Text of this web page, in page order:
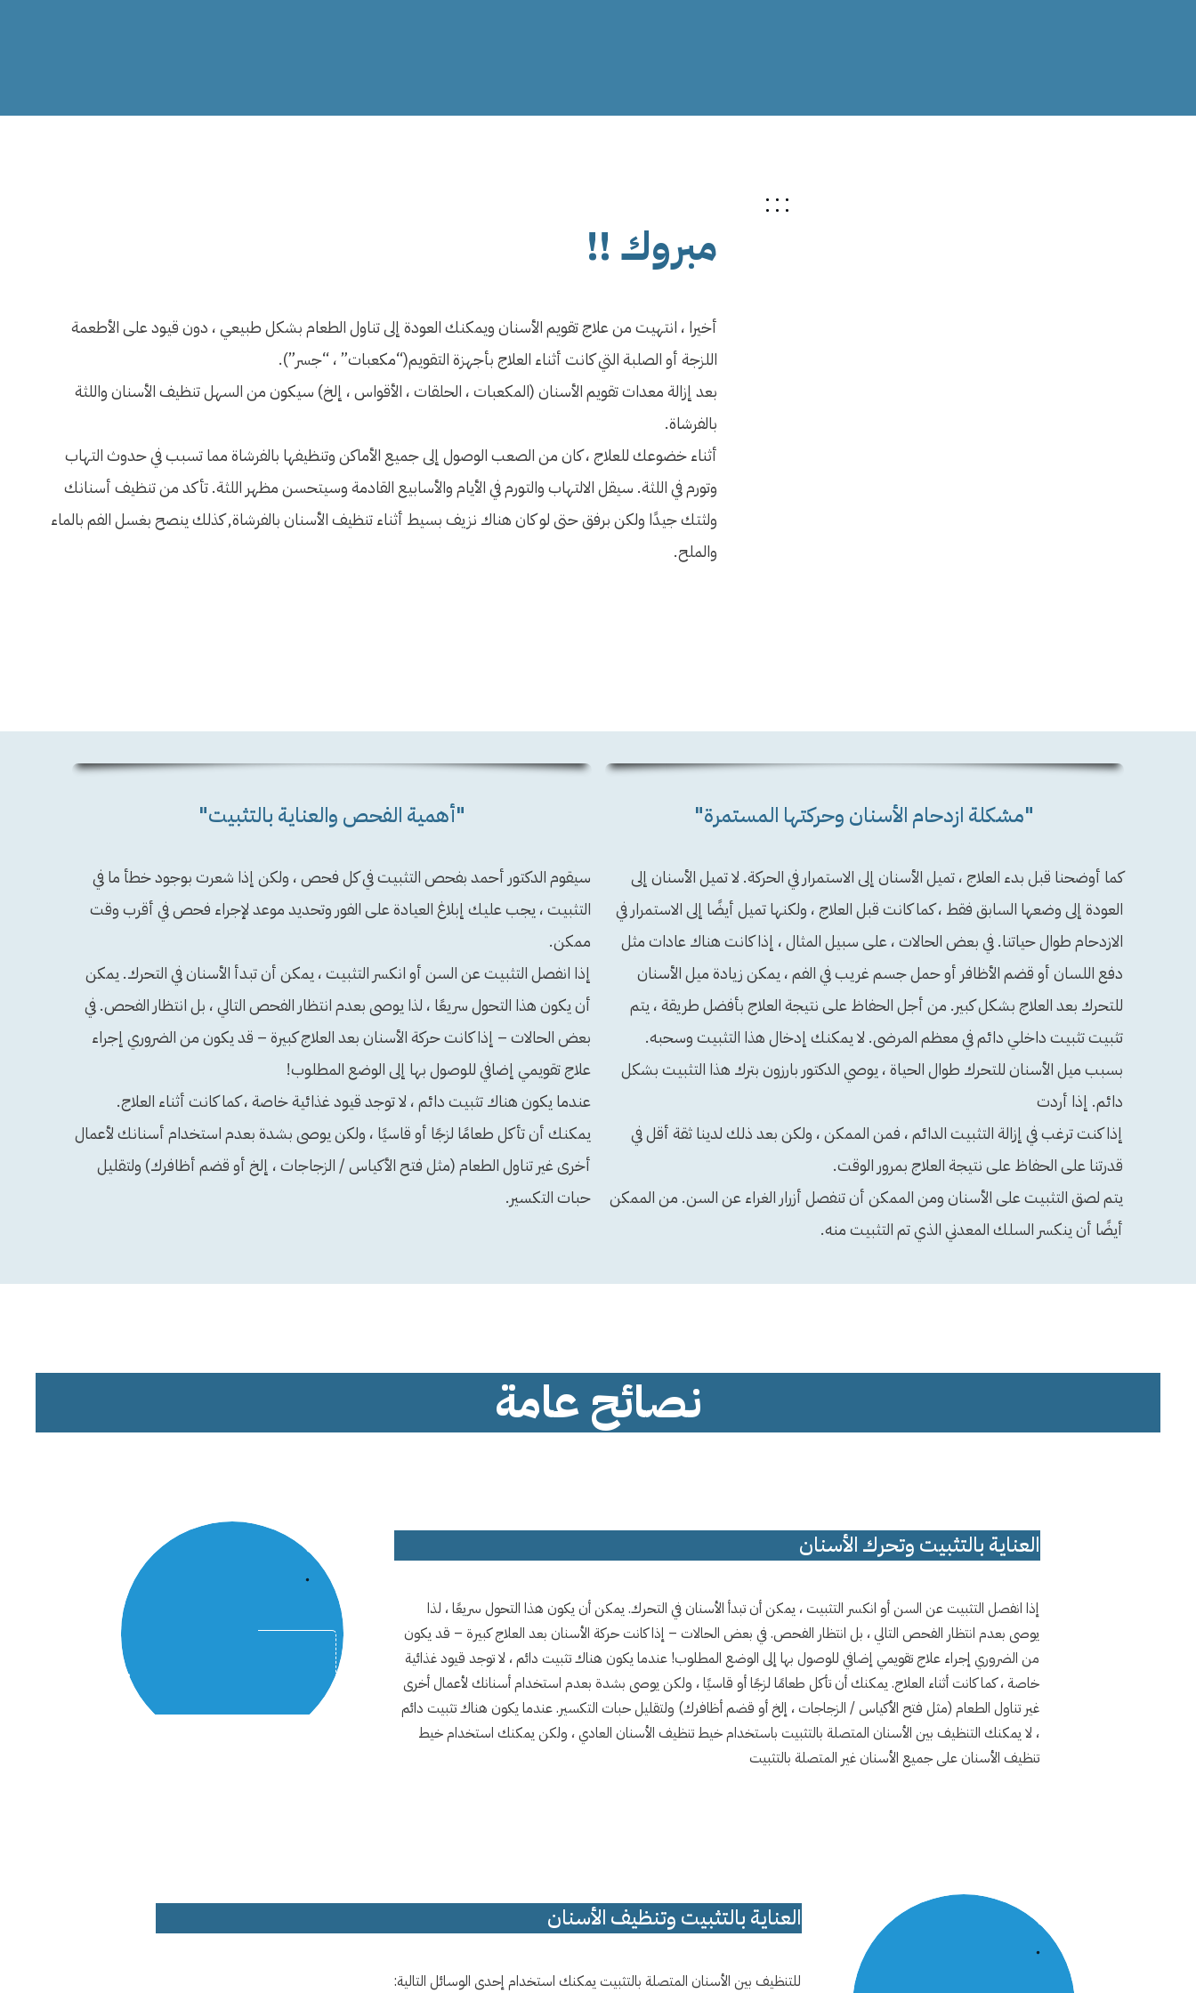
مبروك !!
أخيرا ، انتهيت من علاج تقويم الأسنان ويمكنك العودة إلى تناول الطعام بشكل طبيعي ، دون قيود على الأطعمة
اللزجة أو الصلبة التي كانت أثناء العلاج بأجهزة التقويم(“مكعبات” ، “جسر”).
بعد إزالة معدات تقويم الأسنان (المكعبات ، الحلقات ، الأقواس ، إلخ) سيكون من السهل تنظيف الأسنان واللثة
بالفرشاة.
أثناء خضوعك للعلاج ، كان من الصعب الوصول إلى جميع الأماكن وتنظيفها بالفرشاة مما تسبب في حدوث التهاب
وتورم في اللثة. سيقل الالتهاب والتورم في الأيام والأسابيع القادمة وسيتحسن مظهر اللثة. تأكد من تنظيف أسنانك
ولثتك جيدًا ولكن برفق حتى لو كان هناك نزيف بسيط أثناء تنظيف الأسنان بالفرشاة, كذلك ينصح بغسل الفم بالماء
والملح.
"مشكلة ازدحام الأسنان وحركتها المستمرة"
كما أوضحنا قبل بدء العلاج ، تميل الأسنان إلى الاستمرار في الحركة. لا تميل الأسنان إلى
العودة إلى وضعها السابق فقط ، كما كانت قبل العلاج ، ولكنها تميل أيضًا إلى الاستمرار في
الازدحام طوال حياتنا. في بعض الحالات ، على سبيل المثال ، إذا كانت هناك عادات مثل
دفع اللسان أو قضم الأظافر أو حمل جسم غريب في الفم ، يمكن زيادة ميل الأسنان
للتحرك بعد العلاج بشكل كبير. من أجل الحفاظ على نتيجة العلاج بأفضل طريقة ، يتم
تثبيت تثبيت داخلي دائم في معظم المرضى. لا يمكنك إدخال هذا التثبيت وسحبه.
بسبب ميل الأسنان للتحرك طوال الحياة ، يوصي الدكتور بارزون بترك هذا التثبيت بشكل
دائم. إذا أردت
إذا كنت ترغب في إزالة التثبيت الدائم ، فمن الممكن ، ولكن بعد ذلك لدينا ثقة أقل في
قدرتنا على الحفاظ على نتيجة العلاج بمرور الوقت.
يتم لصق التثبيت على الأسنان ومن الممكن أن تنفصل أزرار الغراء عن السن. من الممكن
أيضًا أن ينكسر السلك المعدني الذي تم التثبيت منه.
"أهمية الفحص والعناية بالتثبيت"
سيقوم الدكتور أحمد بفحص التثبيت في كل فحص ، ولكن إذا شعرت بوجود خطأ ما في
التثبيت ، يجب عليك إبلاغ العيادة على الفور وتحديد موعد لإجراء فحص في أقرب وقت
ممكن.
إذا انفصل التثبيت عن السن أو انكسر التثبيت ، يمكن أن تبدأ الأسنان في التحرك. يمكن
أن يكون هذا التحول سريعًا ، لذا يوصى بعدم انتظار الفحص التالي ، بل انتظار الفحص. في
بعض الحالات – إذا كانت حركة الأسنان بعد العلاج كبيرة – قد يكون من الضروري إجراء
علاج تقويمي إضافي للوصول بها إلى الوضع المطلوب!
عندما يكون هناك تثبيت دائم ، لا توجد قيود غذائية خاصة ، كما كانت أثناء العلاج.
يمكنك أن تأكل طعامًا لزجًا أو قاسيًا ، ولكن يوصى بشدة بعدم استخدام أسنانك لأعمال
أخرى غير تناول الطعام (مثل فتح الأكياس / الزجاجات ، إلخ أو قضم أظافرك) ولتقليل
حبات التكسير.
نصائح عامة
العناية بالتثبيت وتحرك الأسنان
إذا انفصل التثبيت عن السن أو انكسر التثبيت ، يمكن أن تبدأ الأسنان في التحرك. يمكن أن يكون هذا التحول سريعًا ، لذا
يوصى بعدم انتظار الفحص التالي ، بل انتظار الفحص. في بعض الحالات – إذا كانت حركة الأسنان بعد العلاج كبيرة – قد يكون
من الضروري إجراء علاج تقويمي إضافي للوصول بها إلى الوضع المطلوب! عندما يكون هناك تثبيت دائم ، لا توجد قيود غذائية
خاصة ، كما كانت أثناء العلاج. يمكنك أن تأكل طعامًا لزجًا أو قاسيًا ، ولكن يوصى بشدة بعدم استخدام أسنانك لأعمال أخرى
غير تناول الطعام (مثل فتح الأكياس / الزجاجات ، إلخ أو قضم أظافرك) ولتقليل حبات التكسير. عندما يكون هناك تثبيت دائم
، لا يمكنك التنظيف بين الأسنان المتصلة بالتثبيت باستخدام خيط تنظيف الأسنان العادي ، ولكن يمكنك استخدام خيط
تنظيف الأسنان على جميع الأسنان غير المتصلة بالتثبيت
العناية بالتثبيت وتنظيف الأسنان
للتنظيف بين الأسنان المتصلة بالتثبيت يمكنك استخدام إحدى الوسائل التالية: